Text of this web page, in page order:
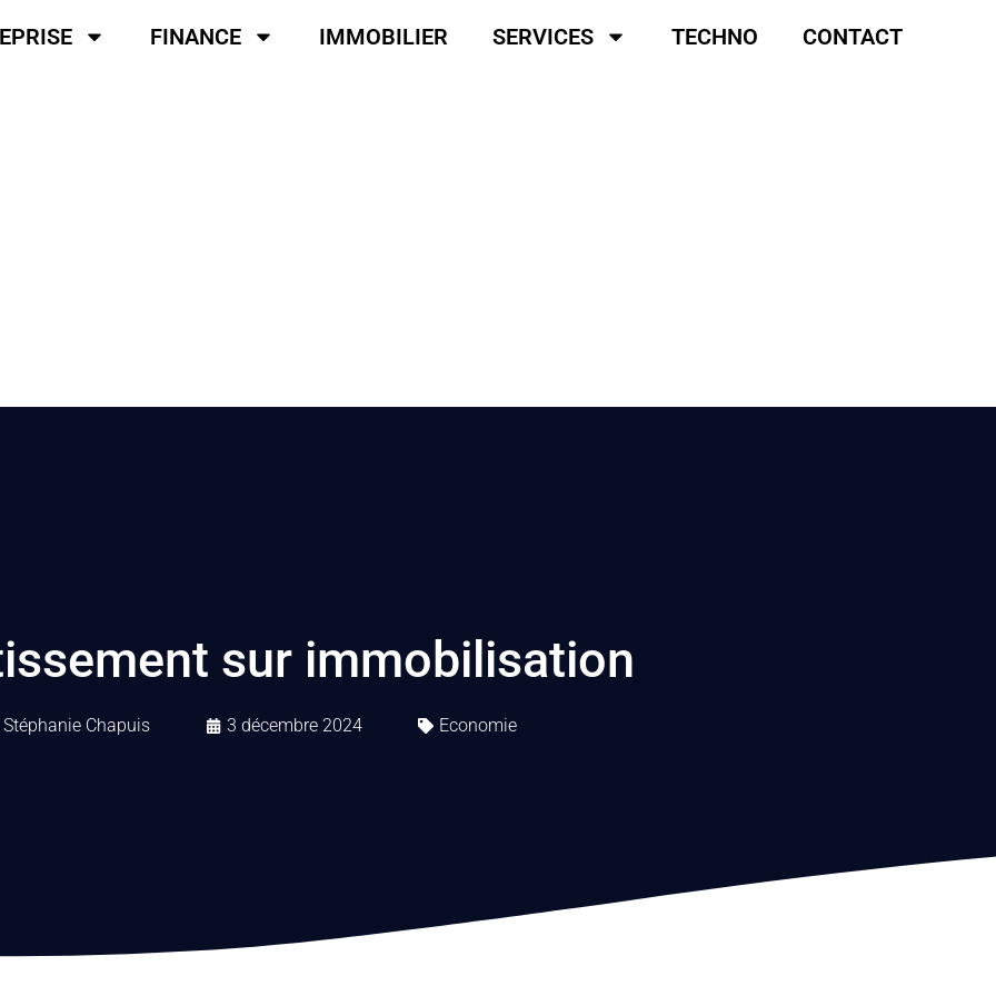
FINANCE IMMOBILIER SERVICES TECHNO CONTACT
sur immobilisation
Stéphanie Chapuis 3 décembre 2024 Economie